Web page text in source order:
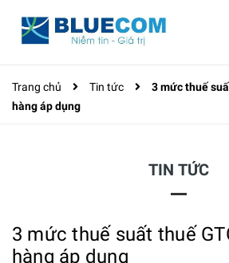
Trang chủ Tin tức
3 mức thuế
hàng áp dụng
TIN TỨC
3 mức thuế suất thuế
hàng áp dụng